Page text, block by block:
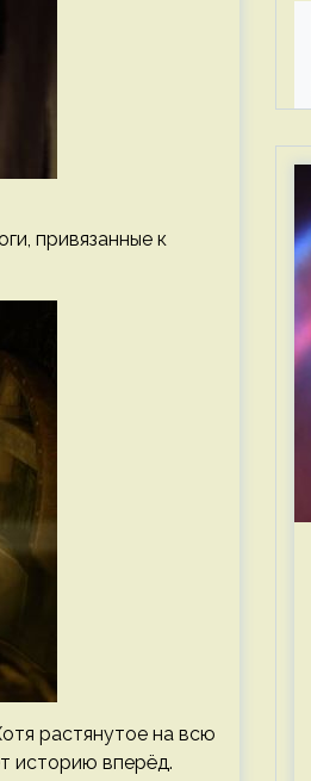
привязанные к
растянутое на всю
историю вперёд.